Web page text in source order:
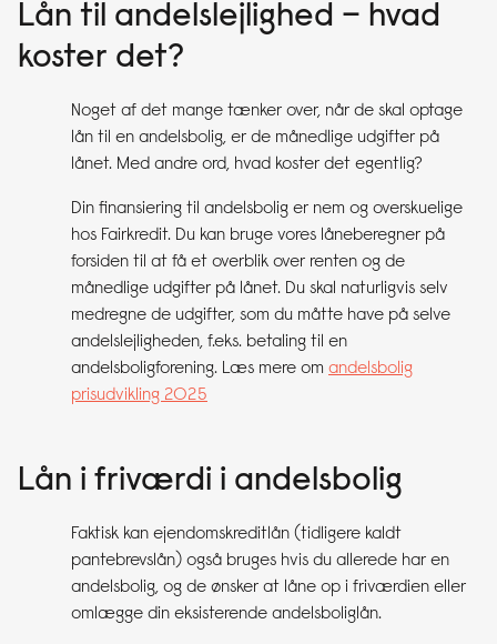
Lån til andelslejlighed – hvad
koster det?
Noget af det mange tænker over, når de skal optage
lån til en andelsbolig, er de månedlige udgifter på
lånet. Med andre ord, hvad koster det egentlig?
Din finansiering til andelsbolig er nem og overskuelige
hos Fairkredit. Du kan bruge vores låneberegner på
forsiden til at få et overblik over renten og de
månedlige udgifter på lånet. Du skal naturligvis selv
medregne de udgifter, som du måtte have på selve
andelslejligheden, f.eks. betaling til en
andelsboligforening. Læs mere om andelsbolig
prisudvikling 2025
Lån i friværdi i andelsbolig
Faktisk kan ejendomskreditlån (tidligere kaldt
pantebrevslån) også bruges hvis du allerede har en
andelsbolig, og de ønsker at låne op i friværdien eller
omlægge din eksisterende andelsboliglån.